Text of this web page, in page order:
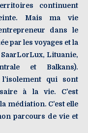
continuent
Mais ma vie
dans le
par les voyages et la
Lituanie,
et Balkans).
qui sont
à la vie. C’est
médiation. C’est elle
parcours de vie et